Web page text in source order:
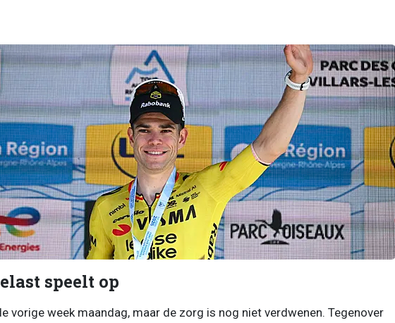
speelt op
vorige week maandag, maar de zorg is nog niet verdwenen. Tegenover